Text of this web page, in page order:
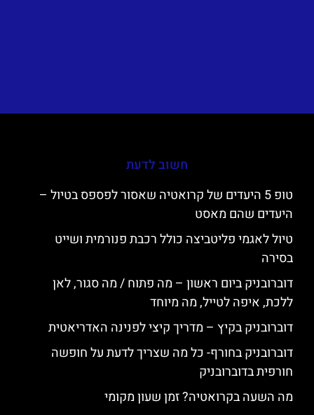
חשוב לדעת
טופ 5 היעדים של קרואטיה שאסור לפספס בטיול –
היעדים שהם מאסט
טיול לאגמי פליטביצה כולל רכבת פנורמית ושייט
בסירה
דוברובניק ביום ראשון – מה פתוח / מה סגור, לאן
ללכת, איפה לטייל, מה מיוחד
דוברובניק בקיץ – מדריך קיצי לפנינה האדריאטית
דוברובניק בחורף- כל מה שצריך לדעת על חופשה
חורפית בדוברובניק
מה השעה בקרואטיה? זמן שעון מקומי